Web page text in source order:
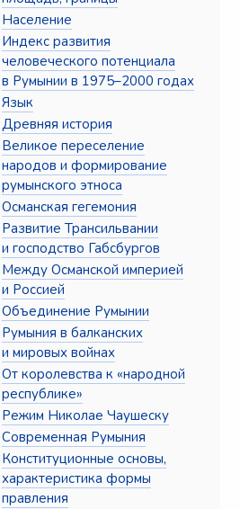
Население
Индекс развития
человеческого потенциала
в Румынии в 1975–2000 годах
Язык
Древняя история
Великое переселение
народов и формирование
румынского этноса
Османская гегемония
Развитие Трансильвании
и господство Габсбургов
Между Османской империей
и Россией
Объединение Румынии
Румыния в балканских
и мировых войнах
От королевства к «народной
республике»
Режим Николае Чаушеску
Современная Румыния
Конституционные основы,
характеристика формы
правления